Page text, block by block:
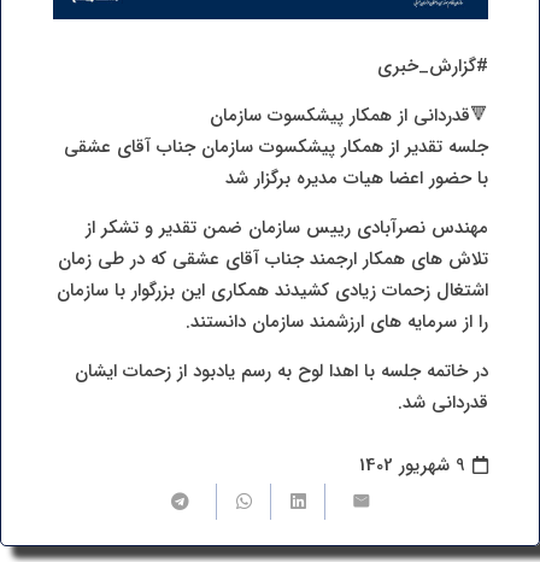
#گزارش_خبری
🔻قدردانی از همکار پیشکسوت سازمان
جلسه تقدیر از همکار پیشکسوت سازمان جناب آقای عشقی
با حضور اعضا هیات مدیره برگزار شد
مهندس نصرآبادی رییس سازمان ضمن تقدیر و تشکر از
تلاش های همکار ارجمند جناب آقای عشقی که در طی زمان
اشتغال زحمات زیادی کشیدند همکاری این بزرگوار با سازمان
را از سرمایه های ارزشمند سازمان دانستند.
در خاتمه جلسه با اهدا لوح به رسم یادبود از زحمات ایشان
قدردانی شد.
9 شهریور 1402